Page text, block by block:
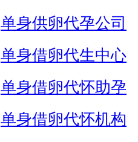
单身供卵代孕公司
单身借卵代生中心
单身借卵代怀助孕
单身借卵代怀机构